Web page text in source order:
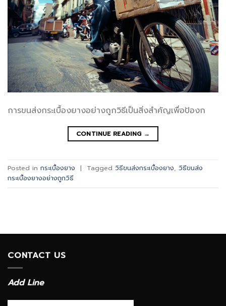
การขนส่งกระเบื้องยางอย่างถูกวิธีเป็นสิ่งสำคัญเพื่อป้องก
CONTINUE READING →
Posted in กระเบื้องยาง | Tagged วิธีขนส่งกระเบื้องยาง, วิธีขนส่ง
กระเบื้องยางอย่างถูกวิธี
CONTACT US
Add Line